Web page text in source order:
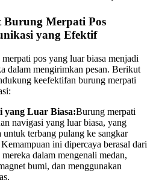
Merpati Pos
yang Efektif
pos yang luar biasa menjadi
dalam mengirimkan pesan. Berikut
keefektifan burung merpati
yang Luar Biasa:Burung merpati
navigasi yang luar biasa, yang
terbang pulang ke sangkar
ini dipercaya berasal dari
dalam mengenali medan,
bumi, dan menggunakan